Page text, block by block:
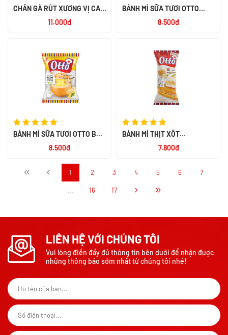
CHÂN GÀ RÚT XƯƠNG VỊ CAY
11.000đ
BÁNH MÌ SỮA TƯƠI OTTO
8.500đ
BÁNH MÌ SỮA TƯƠI OTTO BƠ
8.500đ
BÁNH MÌ THỊT XỐT
7.800đ
1 2 3 4 5 6 7
... 16 17
LIÊN HỆ VỚI CHÚNG TÔI
Vui lòng điền đầy đủ thông tin bên dưới để nhận được
những thông báo sớm nhất từ chúng tôi nhé!